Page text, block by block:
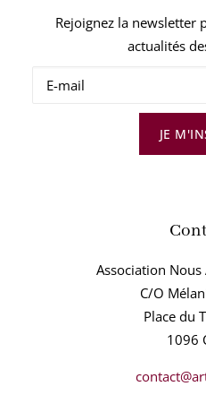
Rejoignez la newsletter
actualités
JE
Association
C/O
Place du
1096